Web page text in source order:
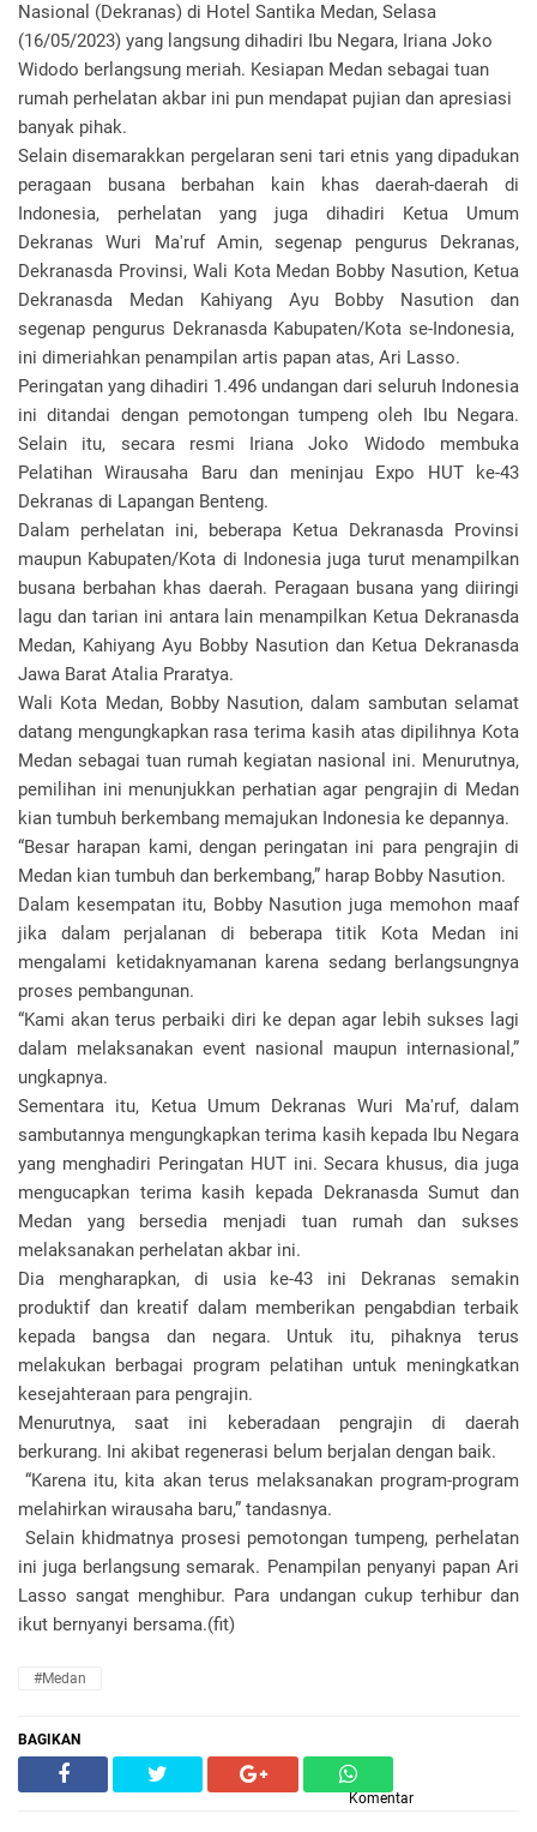
Nasional (Dekranas) di Hotel Santika Medan, Selasa
(16/05/2023) yang langsung dihadiri Ibu Negara, Iriana Joko
Widodo berlangsung meriah. Kesiapan Medan sebagai tuan
rumah perhelatan akbar ini pun mendapat pujian dan apresiasi
banyak pihak.
Selain disemarakkan pergelaran seni tari etnis yang dipadukan
peragaan busana berbahan kain khas daerah-daerah di
Indonesia, perhelatan yang juga dihadiri Ketua Umum
Dekranas Wuri Ma'ruf Amin, segenap pengurus Dekranas,
Dekranasda Provinsi, Wali Kota Medan Bobby Nasution, Ketua
Dekranasda Medan Kahiyang Ayu Bobby Nasution dan
segenap pengurus Dekranasda Kabupaten/Kota se-Indonesia,
ini dimeriahkan penampilan artis papan atas, Ari Lasso.
Peringatan yang dihadiri 1.496 undangan dari seluruh Indonesia
ini ditandai dengan pemotongan tumpeng oleh Ibu Negara.
Selain itu, secara resmi Iriana Joko Widodo membuka
Pelatihan Wirausaha Baru dan meninjau Expo HUT ke-43
Dekranas di Lapangan Benteng.
Dalam perhelatan ini, beberapa Ketua Dekranasda Provinsi
maupun Kabupaten/Kota di Indonesia juga turut menampilkan
busana berbahan khas daerah. Peragaan busana yang diiringi
lagu dan tarian ini antara lain menampilkan Ketua Dekranasda
Medan, Kahiyang Ayu Bobby Nasution dan Ketua Dekranasda
Jawa Barat Atalia Praratya.
Wali Kota Medan, Bobby Nasution, dalam sambutan selamat
datang mengungkapkan rasa terima kasih atas dipilihnya Kota
Medan sebagai tuan rumah kegiatan nasional ini. Menurutnya,
pemilihan ini menunjukkan perhatian agar pengrajin di Medan
kian tumbuh berkembang memajukan Indonesia ke depannya.
“Besar harapan kami, dengan peringatan ini para pengrajin di
Medan kian tumbuh dan berkembang,” harap Bobby Nasution.
Dalam kesempatan itu, Bobby Nasution juga memohon maaf
jika dalam perjalanan di beberapa titik Kota Medan ini
mengalami ketidaknyamanan karena sedang berlangsungnya
proses pembangunan.
“Kami akan terus perbaiki diri ke depan agar lebih sukses lagi
dalam melaksanakan event nasional maupun internasional,”
ungkapnya.
Sementara itu, Ketua Umum Dekranas Wuri Ma'ruf, dalam
sambutannya mengungkapkan terima kasih kepada Ibu Negara
yang menghadiri Peringatan HUT ini. Secara khusus, dia juga
mengucapkan terima kasih kepada Dekranasda Sumut dan
Medan yang bersedia menjadi tuan rumah dan sukses
melaksanakan perhelatan akbar ini.
Dia mengharapkan, di usia ke-43 ini Dekranas semakin
produktif dan kreatif dalam memberikan pengabdian terbaik
kepada bangsa dan negara. Untuk itu, pihaknya terus
melakukan berbagai program pelatihan untuk meningkatkan
kesejahteraan para pengrajin.
Menurutnya, saat ini keberadaan pengrajin di daerah
berkurang. Ini akibat regenerasi belum berjalan dengan baik.
“Karena itu, kita akan terus melaksanakan program-program
melahirkan wirausaha baru,” tandasnya.
Selain khidmatnya prosesi pemotongan tumpeng, perhelatan
ini juga berlangsung semarak. Penampilan penyanyi papan Ari
Lasso sangat menghibur. Para undangan cukup terhibur dan
ikut bernyanyi bersama.(fit)
#Medan
BAGIKAN
Komentar